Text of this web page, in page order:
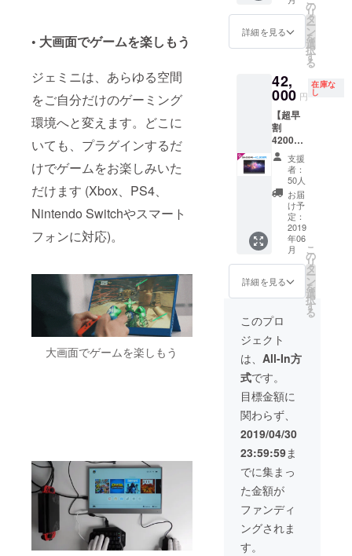
• 大画面でゲームを楽しもう
ジェミニは、あらゆる空間
をご自分だけのゲーミング
環境へと変えます。どこに
いても、プラグインするだ
けでゲームをお楽しみいた
だけます (Xbox、PS4、
Nintendo Switchやスマート
フォンに対応)。
大画面でゲームを楽しもう
ただけ
ればと
思いま
す。
す。 ・
上の支
援が集
量産効
率が向
上した
場合、
販売予
定価格
より一
般販売
価格が
変動が
発生す
る可能
性がご
ざいま
す。 上
記数点
を予め
ご了承
のう
え、ご
支援い
ただけ
ればと
思いま
す。
延が発
生する
いま
す。 ・
想定以
上の支
援が集
まり、
量産効
率が向
上した
場合、
販売予
定価格
より一
般販売
価格が
発生す
る可能
ざいま
す。 上
記数点
を予め
ご了承
のう
え、ご
支援い
ただけ
ればと
思いま
す。
成段階
につき
まして
様に一
部変更
が加え
られる
可能性
がござ
いま
す。予
めご了
承くだ
さい。
・想定
以上の
ご支援
場合、
製造過
よって
は製品
完成、
リター
ンの発
送の遅
延が発
生する
可能性
がござ
いま
す。 ・
想定以
上の支
援が集
まり、
量産効
率が向
ダウン
にてお
選びく
ファン
ディン
グにご
参加の
上での
注意事
項】 ・
企画段
階、プ
ロトタ
イプ作
成段階
の製品
につき
まして
品の仕
様に一
が加え
られる
可能性
がござ
す。予
めご了
承くだ
さい。
・想定
以上の
ご支援
が集
まった
場合、
製造過
程に
よって
Gemini
モニ
ター ※
ラー展
開 (ソ
ブラッ
ク、
ミッド
ナイト
ルー、
スペー
スグ
レー、
ローズ
ゴール
ド) ※色
はプル
ダウン
ださい
ウド
ファン
グにご
参加の
上での
注意事
項】 ・
階、プ
ロトタ
成段階
の製品
まして
詳細を見る
の
リ
タ
ー
ン
を
選
択
す
る
42,
000 円
在庫な
し
【超早
割
42000
円】 ・
4K
Gemini
モニ
ター ※
送料込
み ※4色
のカ
ラー展
開 (ソ
リッド
ブラッ
ミッド
ナイト
ブ
ルー、
スペー
スグ
レー、
ローズ
ゴール
ド) ※色
はプル
ダウン
にてお
選びく
ださい
【クラ
ウド
ファン
支援
者：
50人
お届
け予
定：
2019
年06
月
詳細を見る
こ
の
リ
タ
ー
ン
を
選
択
す
る
このプロ
ジェクト
は、 All-In方
式です。
目標金額に
関わらず、
2019/04/30
23:59:59ま
でに集まっ
た金額が
ファンディ
ングされま
す。